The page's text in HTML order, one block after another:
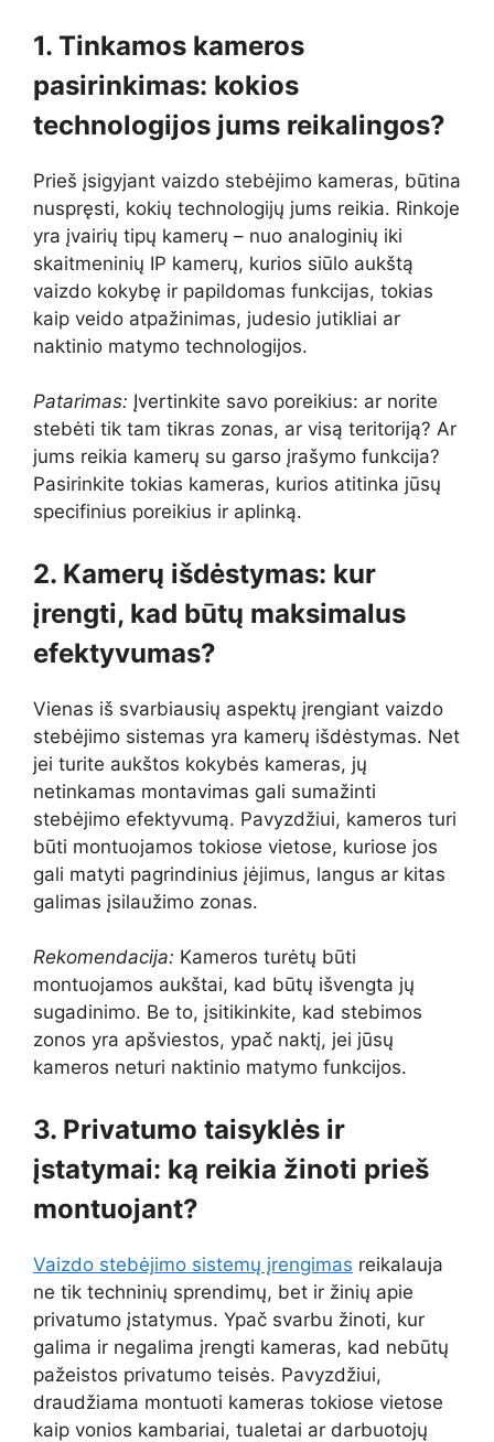
1. Tinkamos kameros
pasirinkimas: kokios
technologijos jums reikalingos?
Prieš įsigyjant vaizdo stebėjimo kameras, būtina
nuspręsti, kokių technologijų jums reikia. Rinkoje
yra įvairių tipų kamerų – nuo analoginių iki
skaitmeninių IP kamerų, kurios siūlo aukštą
vaizdo kokybę ir papildomas funkcijas, tokias
kaip veido atpažinimas, judesio jutikliai ar
naktinio matymo technologijos.
Patarimas: Įvertinkite savo poreikius: ar norite
stebėti tik tam tikras zonas, ar visą teritoriją? Ar
jums reikia kamerų su garso įrašymo funkcija?
Pasirinkite tokias kameras, kurios atitinka jūsų
specifinius poreikius ir aplinką.
2. Kamerų išdėstymas: kur
įrengti, kad būtų maksimalus
efektyvumas?
Vienas iš svarbiausių aspektų įrengiant vaizdo
stebėjimo sistemas yra kamerų išdėstymas. Net
jei turite aukštos kokybės kameras, jų
netinkamas montavimas gali sumažinti
stebėjimo efektyvumą. Pavyzdžiui, kameros turi
būti montuojamos tokiose vietose, kuriose jos
gali matyti pagrindinius įėjimus, langus ar kitas
galimas įsilaužimo zonas.
Rekomendacija: Kameros turėtų būti
montuojamos aukštai, kad būtų išvengta jų
sugadinimo. Be to, įsitikinkite, kad stebimos
zonos yra apšviestos, ypač naktį, jei jūsų
kameros neturi naktinio matymo funkcijos.
3. Privatumo taisyklės ir
įstatymai: ką reikia žinoti prieš
montuojant?
Vaizdo stebėjimo sistemų įrengimas reikalauja
ne tik techninių sprendimų, bet ir žinių apie
privatumo įstatymus. Ypač svarbu žinoti, kur
galima ir negalima įrengti kameras, kad nebūtų
pažeistos privatumo teisės. Pavyzdžiui,
draudžiama montuoti kameras tokiose vietose
kaip vonios kambariai, tualetai ar darbuotojų